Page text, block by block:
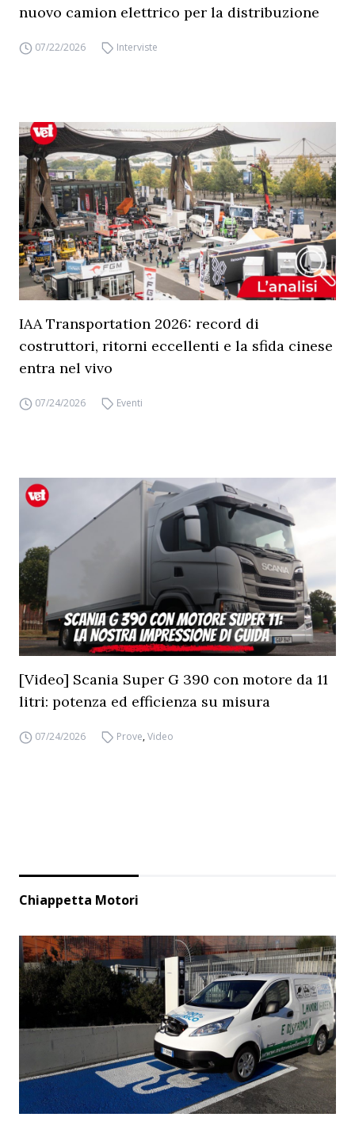
nuovo camion elettrico per la distribuzione
07/22/2026 Interviste
IAA Transportation 2026: record di
costruttori, ritorni eccellenti e la sfida cinese
entra nel vivo
07/24/2026 Eventi
[Video] Scania Super G 390 con motore da 11
litri: potenza ed efficienza su misura
07/24/2026 Prove,Video
Chiappetta Motori